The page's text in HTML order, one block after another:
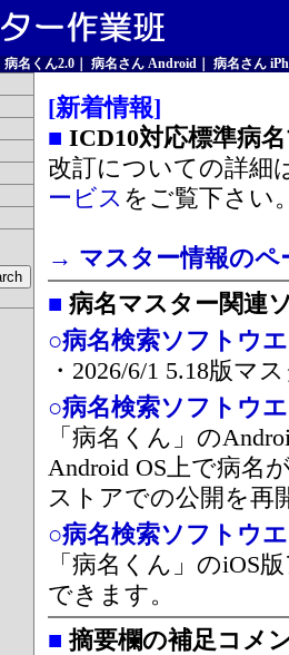
病名くん2.0 病名さん Android
病名さん
[新着情報]
■ ICD10対応標準病
改訂についての詳細
ービス をご覧下さい
→ マスター情報のペ
■ 病名マスター関連
○病名検索ソフトウ
・2026/6/1 5.18版マ
○病名検索ソフトウ
「病名くん」の
Android OS上で病名
ストアでの公開を再
○病名検索ソフトウ
「病名くん」のiOS
できます。
■ 摘要欄の補足コメ